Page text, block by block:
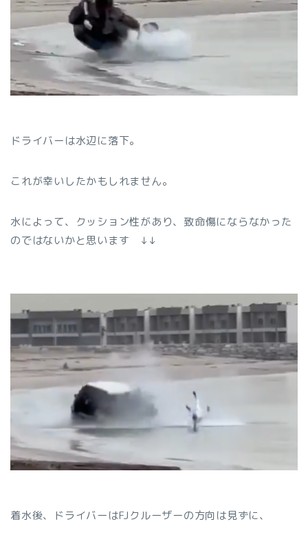
ドライバーは水辺に落下。
これが幸いしたかもしれません。
水によって、クッション性があり、致命傷にならなかった
のではないかと思います ↓↓
着水後、ドライバーはFJクルーザーの方向は見ずに、